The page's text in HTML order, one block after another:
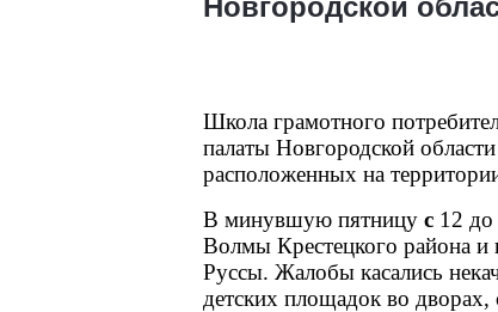
Новгородской
Школа грамотного
палаты Новгородской
расположенных на
В минувшую пятницу с 12 до
Волмы Крестецкого района и
Руссы. Жалобы касались
детских площадок во дворах,